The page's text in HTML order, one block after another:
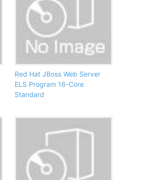
Red Hat JBoss Web Server
ELS Program 16-Core
Standard